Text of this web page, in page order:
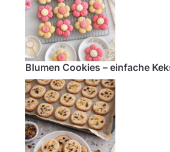
Blumen Cookies – einfache